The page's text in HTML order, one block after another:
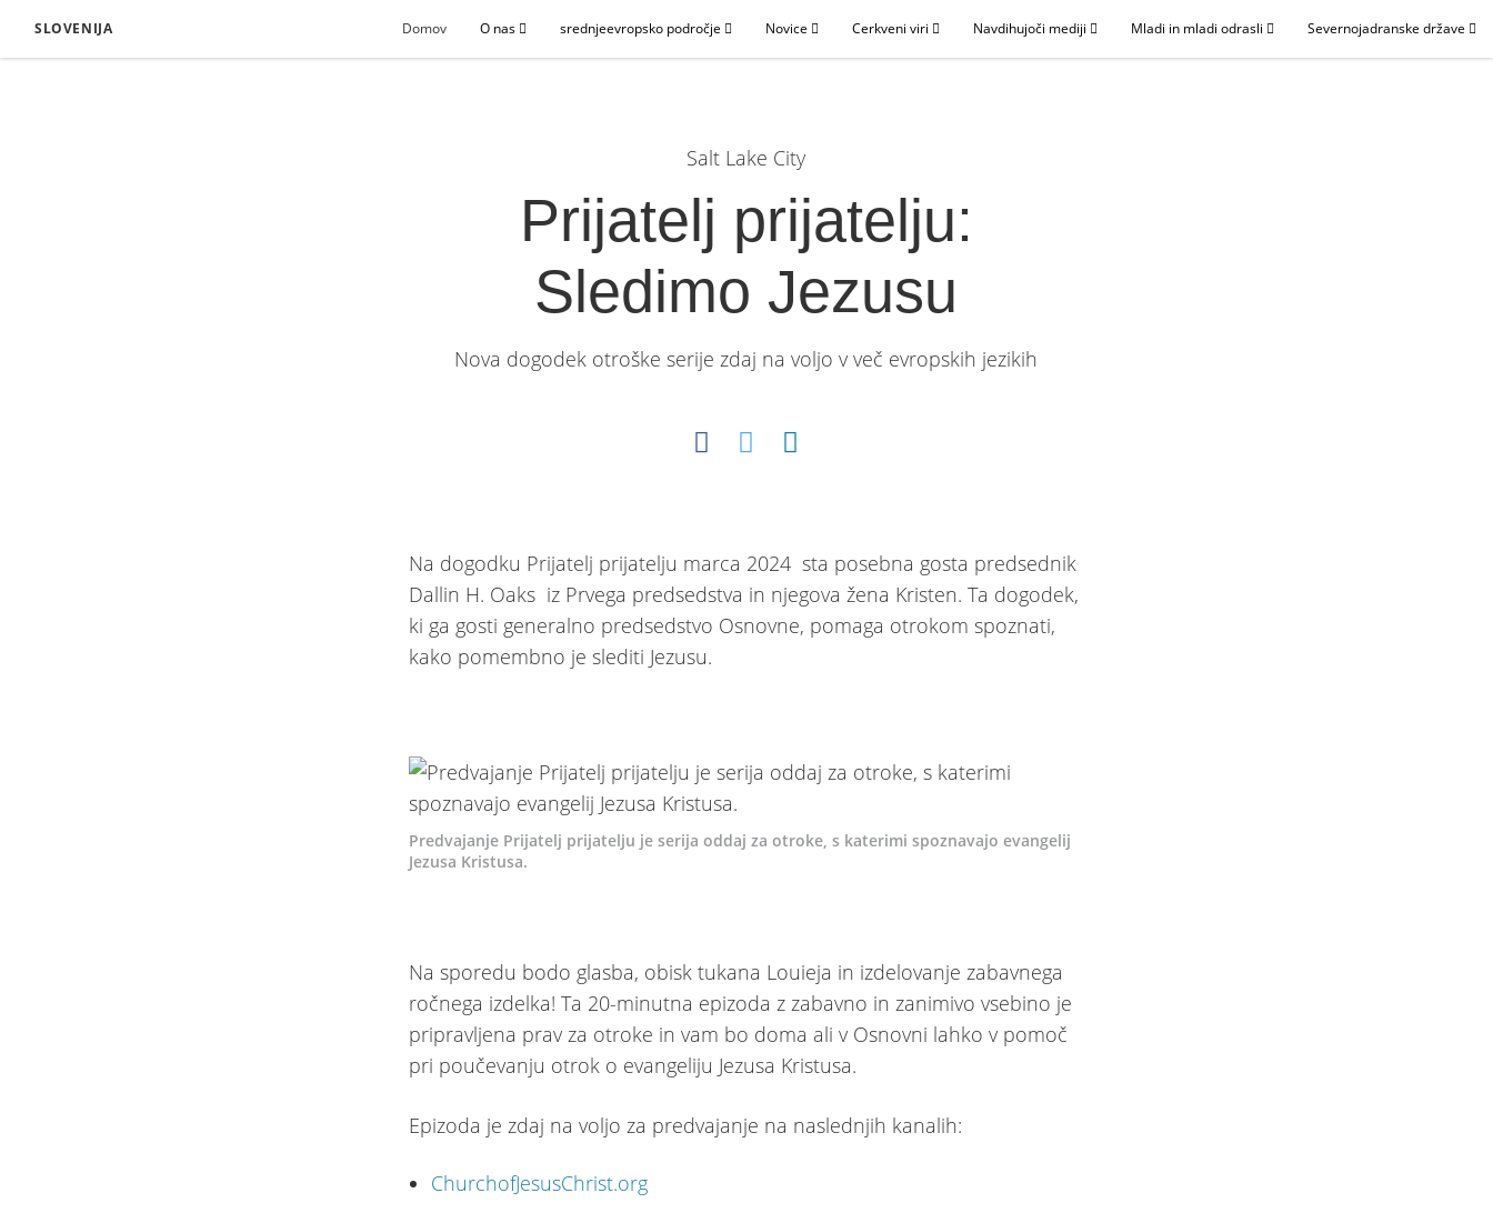
SLOVENIJA Domov O nas srednjeevropsko področje Novice Cerkveni viri Navdihujoči mediji Mladi in mladi odrasli Severnojadranske države
Salt Lake City
Prijatelj prijatelju:
Sledimo Jezusu
Nova dogodek otroške serije zdaj na voljo v več evropskih jezikih
Na dogodku Prijatelj prijatelju marca 2024 sta posebna gosta predsednik
Dallin H. Oaks iz Prvega predsedstva in njegova žena Kristen. Ta dogodek,
ki ga gosti generalno predsedstvo Osnovne, pomaga otrokom spoznati,
kako pomembno je slediti Jezusu.
Predvajanje Prijatelj prijatelju je serija oddaj za otroke, s katerimi spoznavajo evangelij
Jezusa Kristusa.
Na sporedu bodo glasba, obisk tukana Louieja in izdelovanje zabavnega
ročnega izdelka! Ta 20-minutna epizoda z zabavno in zanimivo vsebino je
pripravljena prav za otroke in vam bo doma ali v Osnovni lahko v pomoč
pri poučevanju otrok o evangeliju Jezusa Kristusa.
Epizoda je zdaj na voljo za predvajanje na naslednjih kanalih:
ChurchofJesusChrist.org